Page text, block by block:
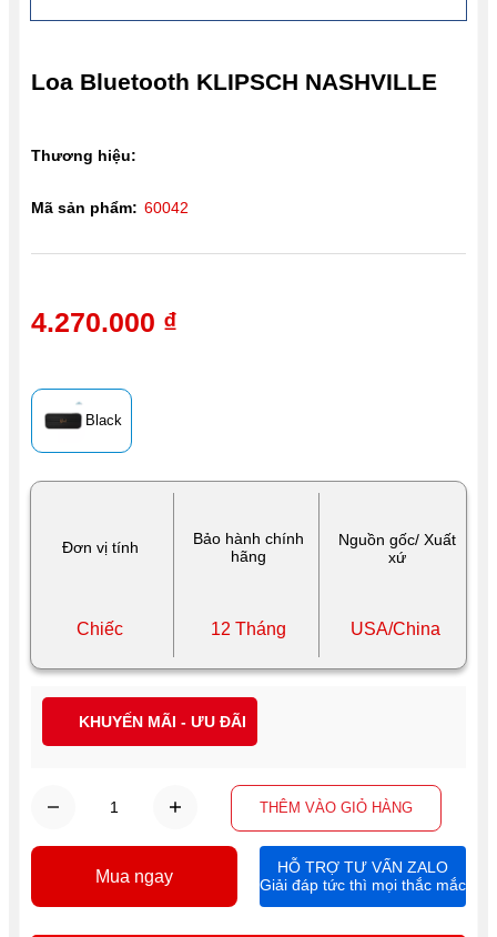
Đơn vị tính
Bảo hành chính
hãng
Nguồn gốc/ Xuất
xứ
Chiếc 12 Tháng USA/China
Loa Bluetooth KLIPSCH NASHVILLE
Black
THÊM VÀO GIỎ HÀNG
4.270.000 ₫
Thương hiệu:
Mã sản phẩm: 60042
Mua ngay
HỖ TRỢ TƯ VẤN ZALO
Giải đáp tức thì mọi thắc mắc
KHUYẾN MÃI - ƯU ĐÃI